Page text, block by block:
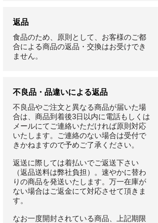
返品
食品のため、原則として、お客様のご都
合による商品の返品・交換はお受けでき
ません。
不良品・品違いによる返品
不良品やご注文と異なる商品が届いた場
合は、商品到着後3日以内に電話もしくは
メールにてご連絡いただければ原則対応
いたします。ご連絡のない場合は受付で
きかねますので予めご了承ください。
返送に際しては着払いでご返送下さい
（返品送料は弊社負担）。速やかに替わ
りの商品を発送いたします。万一在庫が
ない場合はご返金にて対応させて頂きま
す。
なお一度開封されている商品、上記期限